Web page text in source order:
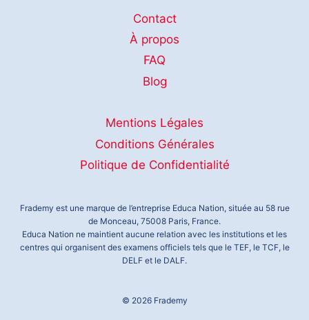
Contact
À propos
FAQ
Blog
Mentions Légales
Conditions Générales
Politique de Confidentialité
Frademy est une marque de l’entreprise Educa Nation, située au 58 rue
de Monceau, 75008 Paris, France.
Educa Nation ne maintient aucune relation avec les institutions et les
centres qui organisent des examens officiels tels que le TEF, le TCF, le
DELF et le DALF.
© 2026 Frademy